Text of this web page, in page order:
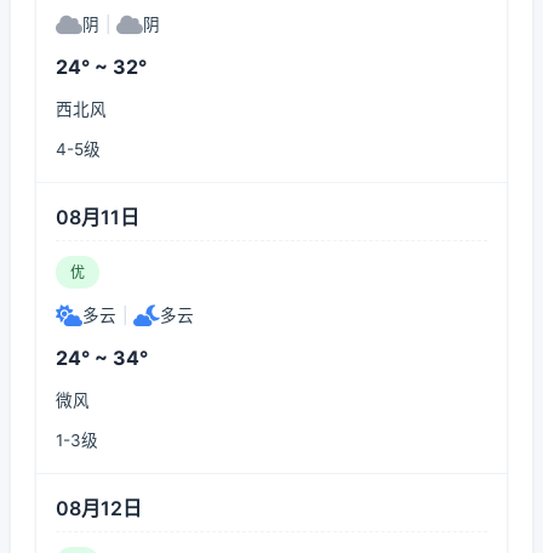
阴 阴
24° ~ 32°
西北风
4-5级
08月11日
优
多云 多云
24° ~ 34°
微风
1-3级
08月12日